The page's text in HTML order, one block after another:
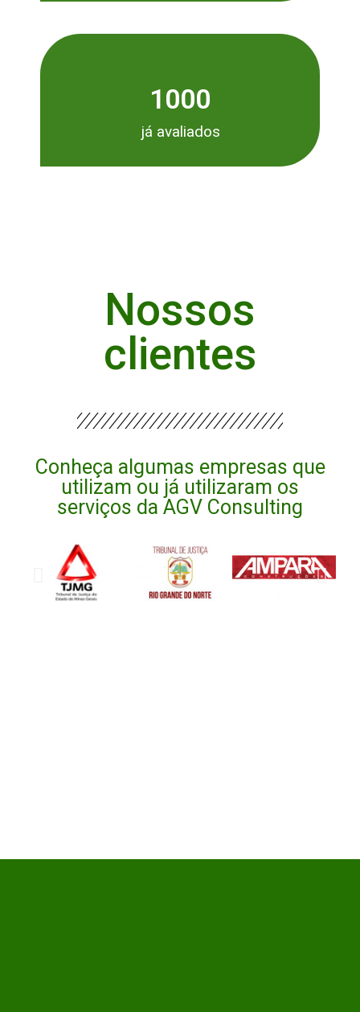
já avaliados
1000
Nossos
clientes
Conheça algumas empresas que
utilizam ou já utilizaram os
serviços da AGV Consulting